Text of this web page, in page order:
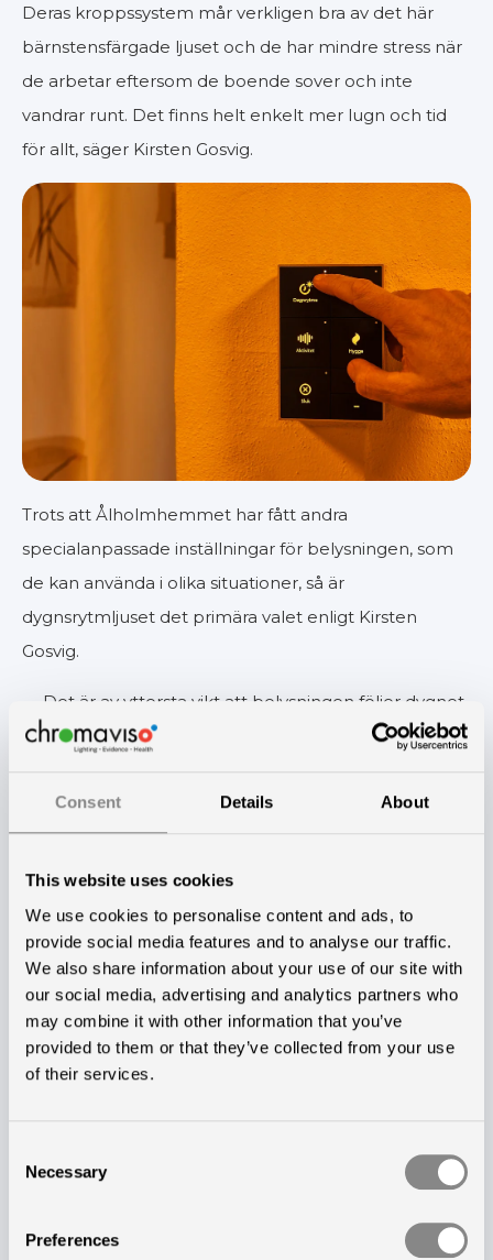
Consent Details About
This website uses cookies
We use cookies to personalise content and ads, to
provide social media features and to analyse our traffic.
We also share information about your use of our site with
our social media, advertising and analytics partners who
may combine it with other information that you’ve
provided to them or that they’ve collected from your use
of their services.
Selection
Necessary
Preferences
Deras kroppssystem mår verkligen bra av det här
bärnstensfärgade ljuset och de har mindre stress när
de arbetar eftersom de boende sover och inte
vandrar runt. Det finns helt enkelt mer lugn och tid
för allt, säger Kirsten Gosvig.
Trots att Ålholmhemmet har fått andra
specialanpassade inställningar för belysningen, som
de kan använda i olika situationer, så är
dygnsrytmljuset det primära valet enligt Kirsten
Gosvig.
— Det är av yttersta vikt att belysningen följer dygnet,
eftersom det är det konceptet vi har investerat i och
akutsituation, som när en boende faller i korridoren,
så måste personalen självklart få tända akutljuset.
Men det roliga är att de aldrig har behövt använda de
andra ljusinställningarna - inte ens i en akutsituation.
De låter det stå på dygnsrytmljuset, dels för att det
sällan inträffar akuta situationer på natten när de
boende sover, och dels för att de har blivit så nöjda
med att ha fått ett ljus som följer dygnet.
nattpersonalen på Ålholmhemmet.
av dygnsrytmljuset, då en blixt slog ned i byggnaden.